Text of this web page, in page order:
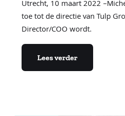
Utrecht, 10 maart 2022
toe tot de directie van Tulp
Director/COO wordt.
Lees verder